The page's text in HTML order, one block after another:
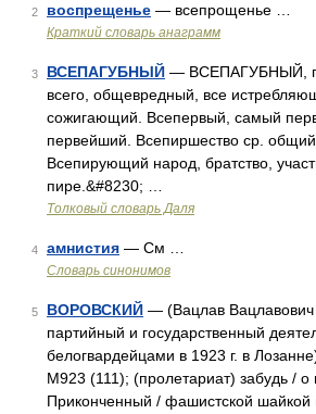
2 воспрещенье — всепрощенье …
Краткий словарь анаграмм
3 ВСЕПАГУБНЫЙ — ВСЕПАГУБНЫЙ,
всего, общевредный, все
сожигающий. Всепервый, самый
первейший. Всепиршество ср.
Всепирующий народ, братство,
пире.&#8230; …
Толковый словарь Даля
4 амнистия — См …
Словарь синонимов
5 ВОРОВСКИЙ — (Вацлав Вацлавович
партийный и государственный
белогвардейцами в 1923 г. в
М923 (111); (пролетариат) забудь /
Приконченный / фашистской шайкой